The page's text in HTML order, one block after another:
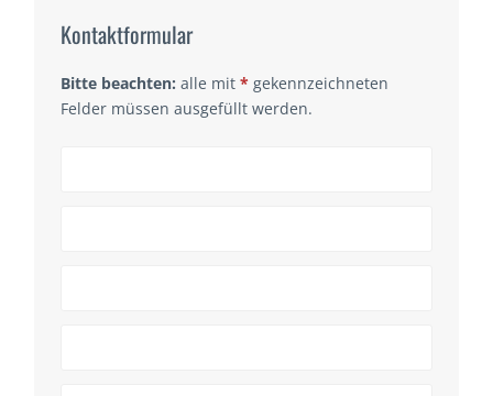
Kontaktformular
Bitte beachten: alle mit* gekennzeichneten
Felder müssen ausgefüllt werden.